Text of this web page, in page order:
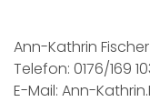
Ann-Kathrin Fischer
Telefon: 0176/169
E-Mail: Ann-